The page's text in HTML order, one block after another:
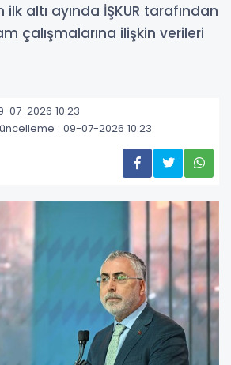
ilk altı ayında İŞKUR tarafından
çalışmalarına ilişkin verileri
07-2026 10:23
: 09-07-2026 10:23